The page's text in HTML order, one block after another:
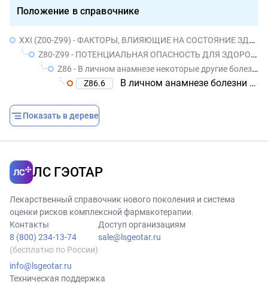
Положение в справочнике
XXI (Z00-Z99) - ФАКТОРЫ, ВЛИЯЮЩИЕ НА СОСТОЯНИЕ ЗДОРОВЬЯ НАСЕЛЕНИЯ И ОБРАЩЕНИЯ В УЧРЕЖДЕНИЯ ЗДРАВООХРАНЕНИЯ
Z80-Z99 - ПОТЕНЦИАЛЬНАЯ ОПАСНОСТЬ ДЛЯ ЗДОРОВЬЯ, СВЯЗАННАЯ С ЛИЧНЫМ И СЕМЕЙНЫМ АНАМНЕЗОМ И ОПРЕДЕЛЕННЫМИ СОСТОЯНИЯМИ, ВЛИЯЮЩИМИ НА ЗДОРОВЬЕ
Z86 - В личном анамнезе некоторые другие болезни
Z86.6
В личном анамнезе болезни нервной системы и органов чувств
Показать в дереве
ЛС ГЭОТАР
Лекарственный справочник нового поколения и система
оценки рисков комплексной фармакотерапии.
Контакты
8 (800) 234-13-74
(бесплатно по России)
info@lsgeotar.ru
Доступ организациям
sale@lsgeotar.ru
Техническая поддержка